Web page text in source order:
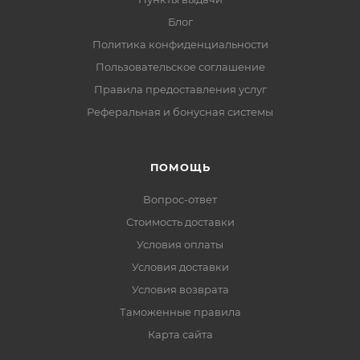
Блог
Политика конфиденциальности
Пользовательское соглашение
Правила предоставления услуг
Реферальная и бонусная системы
ПОМОЩЬ
Вопрос-ответ
Стоимость доставки
Условия оплаты
Условия доставки
Условия возврата
Таможенные правила
Карта сайта